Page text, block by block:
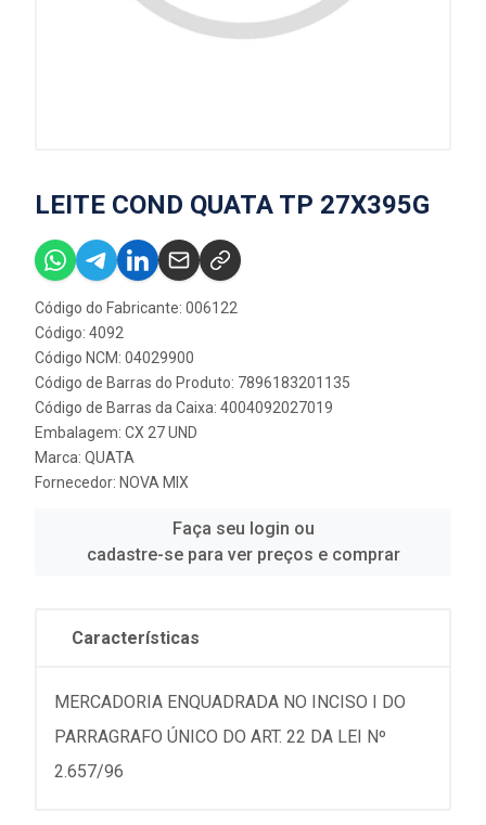
LEITE COND QUATA TP 27X395G
Código do Fabricante: 006122
Código: 4092
Código NCM: 04029900
Código de Barras do Produto: 7896183201135
Código de Barras da Caixa: 4004092027019
Embalagem: CX 27 UND
Marca: QUATA
Fornecedor: NOVA MIX
Faça seu login ou
cadastre-se para ver preços e comprar
Características
MERCADORIA ENQUADRADA NO INCISO I DO
PARRAGRAFO ÚNICO DO ART. 22 DA LEI Nº
2.657/96